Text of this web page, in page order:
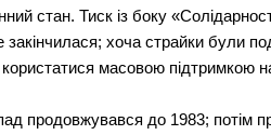
стан. Тиск із боку
хоча страйки були
масовою підтримкою
продовжувався до 1983; потім